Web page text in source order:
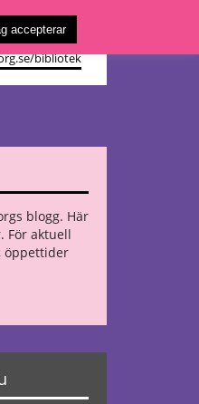
in på ditt
övriga
bibliotek
blogg. Här
För aktuell
öppettider
accepterar